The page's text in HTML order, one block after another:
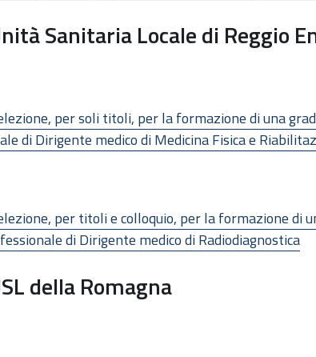
Sanitaria Locale di Reggio
per soli titoli, per la formazione di una
di Dirigente medico di Medicina Fisica e
per titoli e colloquio, per la formazione
di Dirigente medico di Radiodiagnostica
della Romagna